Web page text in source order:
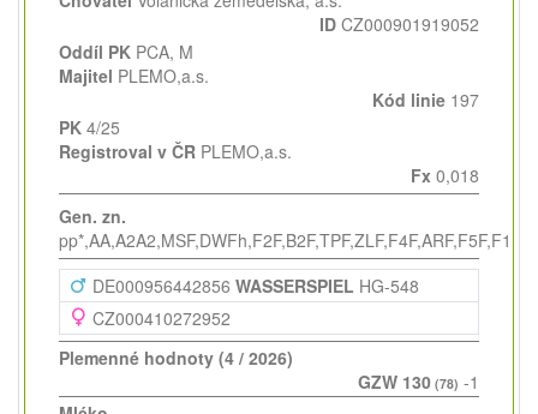
ID CZ000901919052
Oddíl PKPCA, M
Majitel PLEMO,a.s.
Kód linie 197
PK4/25
Registroval v ČRPLEMO,a.s.
Fx 0,018
Gen. zn.
pp*,AA,A2A2,MSF,DWFh,F2F,B2F,TPF,ZLF,F4F,ARF,F5F,F1F
DE000956442856 WASSERSPIEL HG-548
CZ000410272952
Plemenné hodnoty (4 / 2026)
GZW 130 (78) -1